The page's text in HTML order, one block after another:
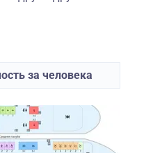
за человека